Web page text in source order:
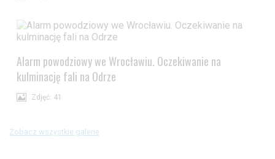
Alarm powodziowy we Wrocławiu. Oczekiwanie na
kulminację fali na Odrze
Zdjęć: 41
Zobacz wszystkie galerie